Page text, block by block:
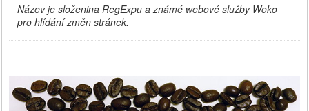
Název je složenina RegExpu a známé webové služby Woko
pro hlídání změn stránek.